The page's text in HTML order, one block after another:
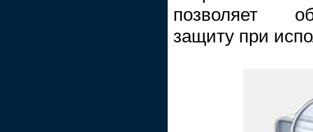
позволяет
защиту при